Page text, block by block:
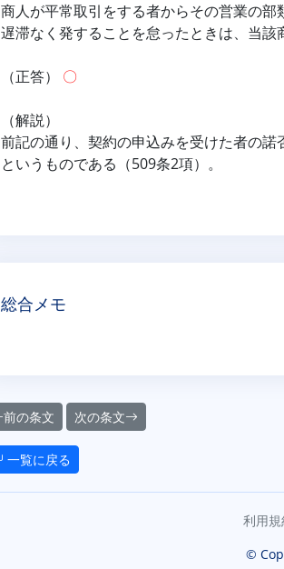
商人が平常取引をする者からその営業の
遅滞なく発することを怠ったときは、当該
（正答） 〇
（解説）
前記の通り、契約の申込みを受けた者の
というものである（509条2項）。
総合メモ
前の条文 次の条文
一覧に戻る
利用規
©